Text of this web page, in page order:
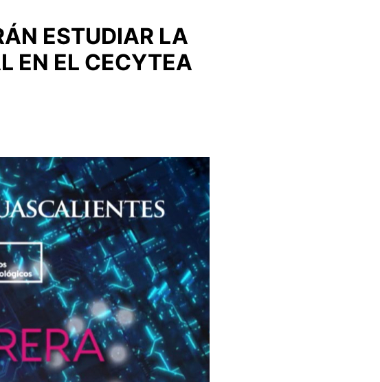
ESTUDIAR LA
EN EL CECYTEA